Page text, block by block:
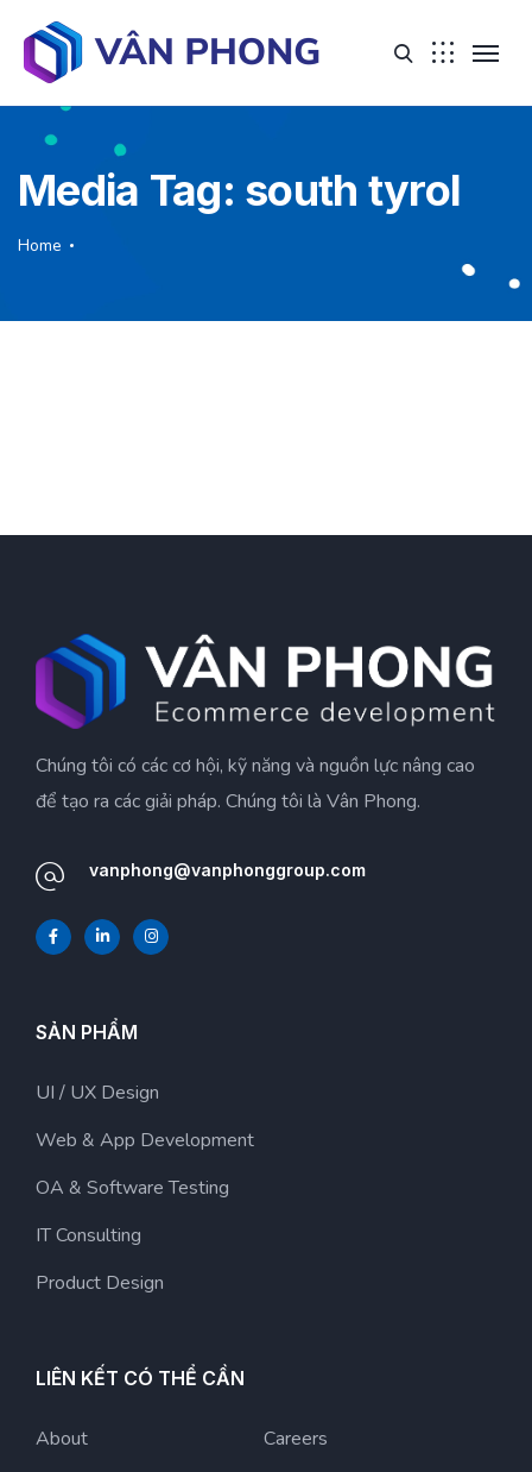
Media Tag: south tyrol
Home
Chúng tôi có các cơ hội, kỹ năng và nguồn lực nâng cao
để tạo ra các giải pháp. Chúng tôi là Vân Phong.
vanphong@vanphonggroup.com
SẢN PHẨM
UI / UX Design
Web & App Development
OA & Software Testing
IT Consulting
Product Design
LIÊN KẾT CÓ THỂ CẦN
About
Careers